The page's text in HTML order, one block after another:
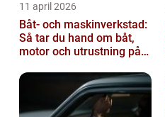
11 april 2026
Båt- och maskinverkstad:
Så tar du hand om båt,
motor och utrustning på